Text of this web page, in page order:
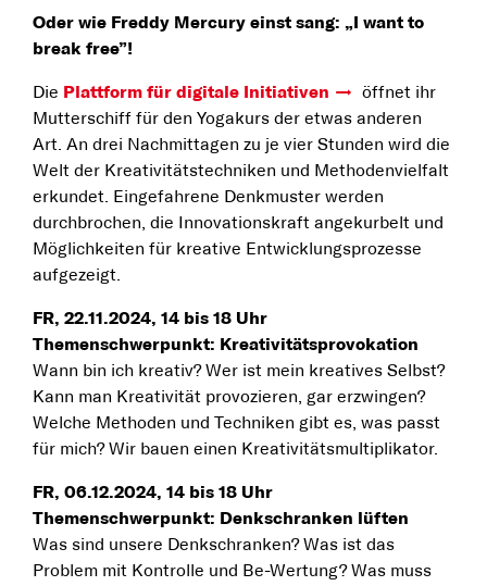
Oder wie Freddy Mercury einst sang: „I want to
break free”!
Die Plattform für digitale Initiativen
öffnet ihr
Mutterschiff für den Yogakurs der etwas anderen
Art. An drei Nachmittagen zu je vier Stunden wird die
Welt der Kreativitätstechniken und Methodenvielfalt
erkundet. Eingefahrene Denkmuster werden
durchbrochen, die Innovationskraft angekurbelt und
Möglichkeiten für kreative Entwicklungsprozesse
aufgezeigt.
FR, 22.11.2024, 14 bis 18 Uhr
Themenschwerpunkt: Kreativitätsprovokation
Wann bin ich kreativ? Wer ist mein kreatives Selbst?
Kann man Kreativität provozieren, gar erzwingen?
Welche Methoden und Techniken gibt es, was passt
für mich? Wir bauen einen Kreativitätsmultiplikator.
FR, 06.12.2024, 14 bis 18 Uhr
Themenschwerpunkt: Denkschranken lüften
Was sind unsere Denkschranken? Was ist das
Problem mit Kontrolle und Be-Wertung? Was muss